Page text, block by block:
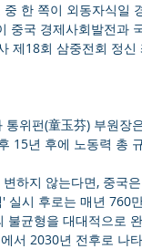
한 쪽이 외동자식일
중국 경제사회발전과
제18회 삼중전회 정
위펀(童玉芬) 부원장
15년 후에 노동력 총
하지 않는다면, 중국
실시 후로는 매년 760
불균형을 대대적으로
서 2030년 전후로 나